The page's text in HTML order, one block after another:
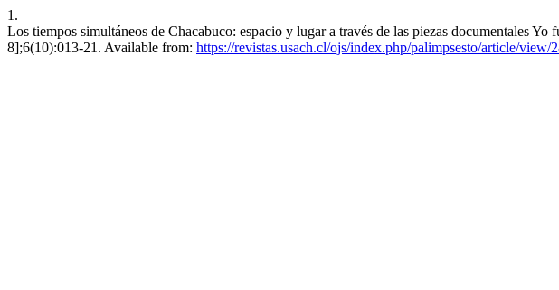
1.
Los tiempos simultáneos de Chacabuco: espacio y lugar a través de las piezas documentales
8];6(10):013-21. Available from: https://revistas.usach.cl/ojs/index.php/palimpsesto/article/view/